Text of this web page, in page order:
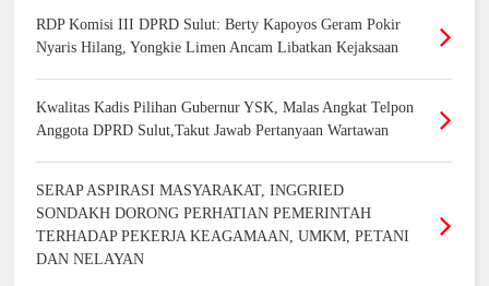
RDP Komisi III DPRD Sulut: Berty Kapoyos Geram Pokir
Nyaris Hilang, Yongkie Limen Ancam Libatkan Kejaksaan
Kwalitas Kadis Pilihan Gubernur YSK, Malas Angkat Telpon
Anggota DPRD Sulut,Takut Jawab Pertanyaan Wartawan
SERAP ASPIRASI MASYARAKAT, INGGRIED
SONDAKH DORONG PERHATIAN PEMERINTAH
TERHADAP PEKERJA KEAGAMAAN, UMKM, PETANI
DAN NELAYAN